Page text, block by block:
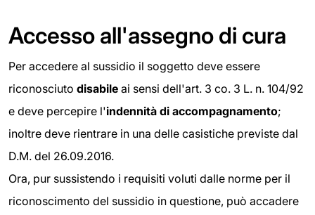
Accesso all'assegno di cura
Per accedere al sussidio il soggetto deve essere
riconosciuto disabile ai sensi dell'art. 3 co. 3 L. n. 104/92
e deve percepire l'indennità di accompagnamento;
inoltre deve rientrare in una delle casistiche previste dal
D.M. del 26.09.2016.
Ora, pur sussistendo i requisiti voluti dalle norme per il
riconoscimento del sussidio in questione, può accadere